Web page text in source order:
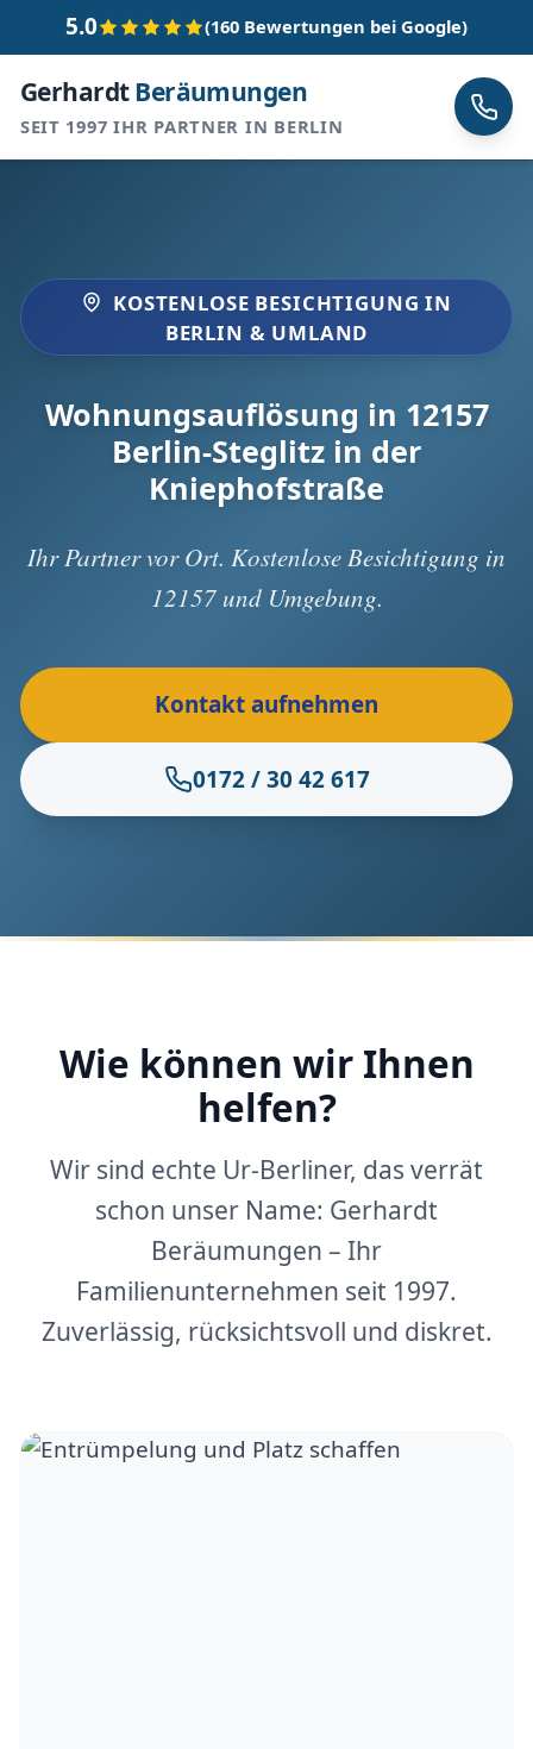
5.0 (160 Bewertungen bei Google)
GerhardtBeräumungen
SEIT 1997 IHR PARTNER IN BERLIN
KOSTENLOSE BESICHTIGUNG IN
BERLIN & UMLAND
Wohnungsauflösung in 12157
Berlin-Steglitz in der
Kniephofstraße
Ihr Partner vor Ort. Kostenlose Besichtigung in
12157 und Umgebung.
Kontakt aufnehmen
0172 / 30 42 617
Wie können wir Ihnen
helfen?
Wir sind echte Ur-Berliner, das verrät
schon unser Name: Gerhardt
Beräumungen – Ihr
Familienunternehmen seit 1997.
Zuverlässig, rücksichtsvoll und diskret.